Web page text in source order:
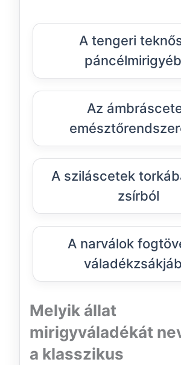
A tengeri
Az
A sziláscetek
zsírból
A narválok
Melyik állat
mirigyváladékát
a klasszikus